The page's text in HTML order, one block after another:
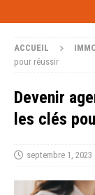
ACCUEIL
pour réussir
Devenir
les clés
septembre 1, 2023